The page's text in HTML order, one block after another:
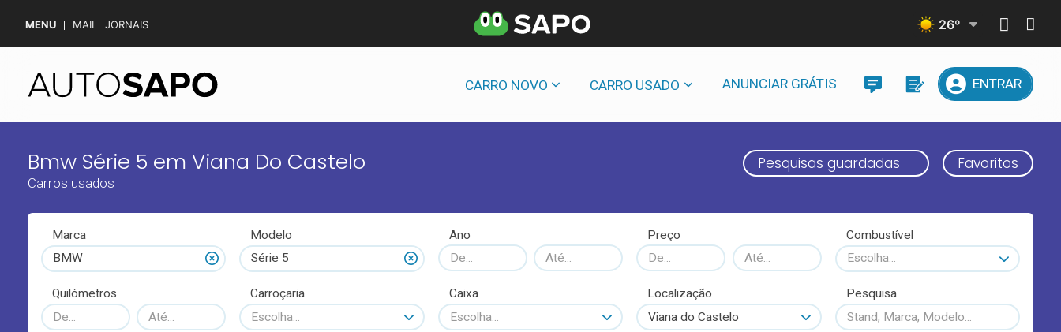
MENU MAIL JORNAIS 26º
CARRO NOVO CARRO USADO ANUNCIAR GRÁTIS ENTRAR
Bmw Série 5 em Viana Do Castelo
Carros usados
Pesquisas guardadas Favoritos
Marca
BMW
Modelo
Série 5
Ano Preço
Combustível
Escolha...
Quilómetros
Carroçaria
Escolha...
Caixa
Escolha...
Localização
Viana do Castelo
Pesquisa